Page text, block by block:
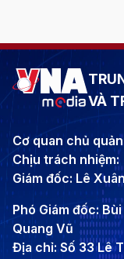
VÀ
Cơ quan chủ
Chịu trách nhiệm:
Giám đốc: Lê
Phó Giám đốc:
Quang Vũ
Địa chỉ: Số 33 Lê